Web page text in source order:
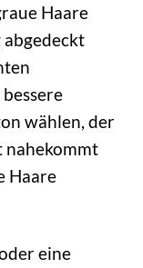
Haare
wählen, der
nahekommt
Haare
eine